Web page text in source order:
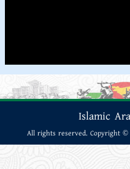
Islamic
All rights reserved. Copyright ©